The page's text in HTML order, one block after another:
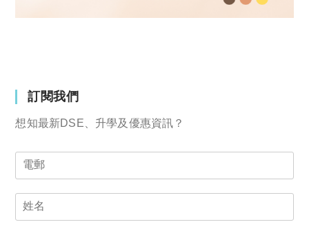
訂閱我們
想知最新DSE、升學及優惠資訊？